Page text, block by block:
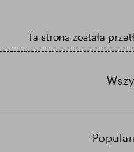
Ta strona została